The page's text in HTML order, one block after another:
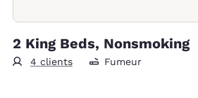
2 King Beds, Nonsmoking
4 clients Fumeur